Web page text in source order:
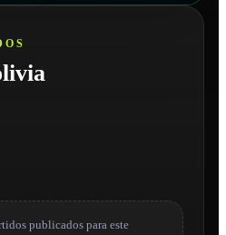
publicados para este